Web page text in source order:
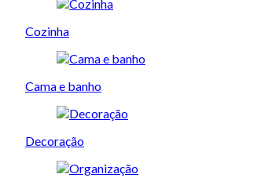
Cozinha
Cama e banho
Decoração